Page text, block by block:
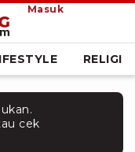
Masuk
RELIGI
cek